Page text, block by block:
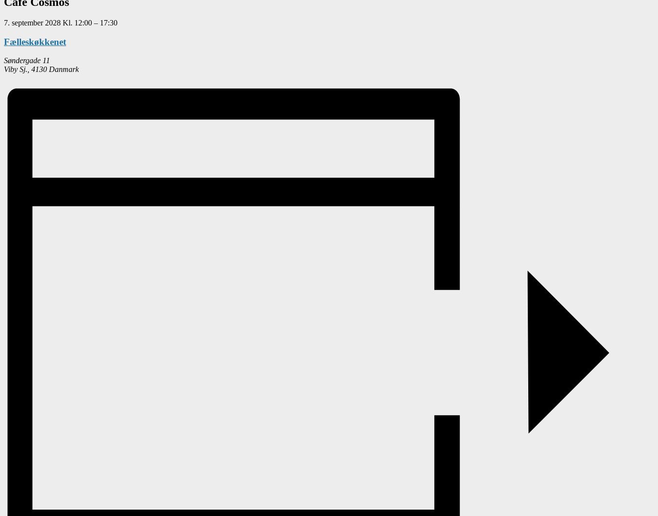
7. september 2028 Kl. 12:00 – 17:30
Fælleskøkkenet
Søndergade 11
Viby Sj. 4130 Danmark